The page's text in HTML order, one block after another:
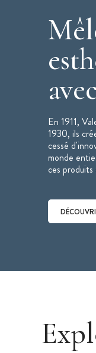
En 1911,
1930, ils
cessé
monde
ces